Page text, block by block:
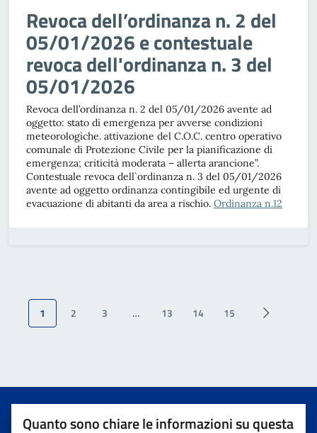
Revoca dell’ordinanza n. 2 del
05/01/2026 e contestuale
revoca dell'ordinanza n. 3 del
05/01/2026
Revoca dell’ordinanza n. 2 del 05/01/2026 avente ad
oggetto: stato di emergenza per avverse condizioni
meteorologiche. attivazione del C.O.C. centro operativo
comunale di Protezione Civile per la pianificazione di
emergenza; criticità moderata – allerta arancione”.
Contestuale revoca dell`ordinanza n. 3 del 05/01/2026
avente ad oggetto ordinanza contingibile ed urgente di
evacuazione di abitanti da area a rischio. Ordinanza n.12
1 2 3 … 13 14 15
Quanto sono chiare le informazioni su questa